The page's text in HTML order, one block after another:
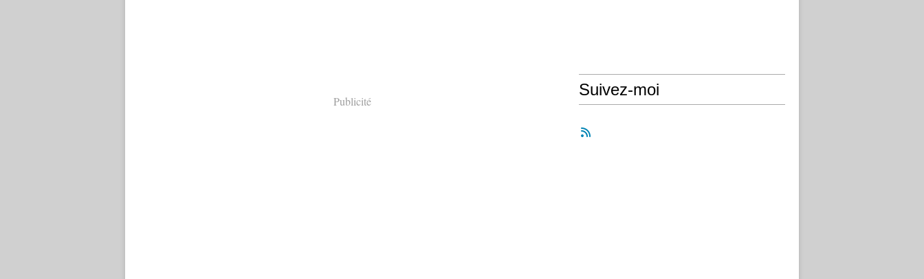
Publicité
Suivez-moi